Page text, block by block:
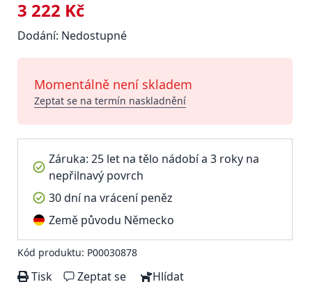
3 222 Kč
Dodání: Nedostupné
Momentálně není skladem
Zeptat se na termín naskladnění
Záruka: 25 let na tělo nádobí a 3 roky na
nepřilnavý povrch
30 dní na vrácení peněz
Země původu Německo
Kód produktu: P00030878
Tisk Zeptat se Hlídat